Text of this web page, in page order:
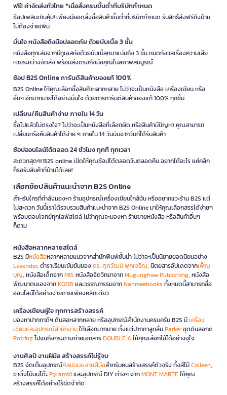
ฟรี! ค่าจัดส่งทั่วไทย *เมื่อสั่งครบขั้นต่ำที่บริษัทกำหนด
ช้อปเพลินเกินคุ้ม! เพียงมียอดสั่งซื้อสินค้าขั้นต่ำที่บริษัทกำหนด รับสิทธิ์ส่งฟรีถึงบ้าน
ไม่ต้องจ่ายเพิ่ม
มั่นใจ หนังสือถึงมือปลอดภัย ด้วยบับเบิ้ล 3 ชั้น
หนังสือทุกเล่มจากบีทูเอสห่อด้วยบับเบิ้ลหนาแน่นถึง 3 ชั้น หมดกังวลเรื่องความเสีย
หายระหว่างจัดส่ง พร้อมส่งตรงถึงมือคุณในสภาพสมบูรณ์
ช้อป B2S Online การันตีสินค้าของแท้ 100%
B2S Online ให้คุณเลือกซื้อสินค้าหลากหลาย ไม่ว่าจะเป็นหนังสือ เครื่องเขียน หรือ
อื่นๆ อีกมากมายได้อย่างมั่นใจ ด้วยการการันตีสินค้าของแท้ 100% ทุกชิ้น
เปลี่ยน/คืนสินค้าง่าย ภายใน 14 วัน
ซื้อไปแล้วไม่ตรงใจ? ไม่ว่าจะเป็นหนังสือที่เลือกผิด หรือสินค้ามีปัญหา คุณสามารถ
เปลี่ยนหรือคืนสินค้าได้ง่าย ๆ ภายใน 14 วันนับจากวันที่ได้รับสินค้า
ช้อปออนไลน์ได้ตลอด 24 ชั่วโมง ทุกที่ ทุกเวลา
สะดวกสุดๆ! B2S online เปิดให้คุณช้อปได้ตลอดวันตลอดคืน อยากได้อะไร แค่คลิก
ก็รอรับสินค้าที่บ้านได้เลย!
เลือกช้อปสินค้าแนะนำจาก B2S Online
สำหรับใครที่กำลังมองหา ร้านอุปกรณ์เครื่องเขียนใกล้ฉัน หรืออยากแวะร้าน B2S แต่
ไม่สะดวก วันนี้เราได้รวบรวมสินค้าแนะนำจาก B2S Online มาให้คุณเลือกสรรได้ง่ายๆ
พร้อมตอบโจทย์ทุกไลฟ์สไตล์ ไม่ว่าคุณจะมองหา ร้านขายหนังสือ หรือสินค้าอื่นๆ
ก็ตาม
หนังสือหลากหลายสไตล์
B2S มีหนังสือหลากหลายแนวจากสำนักพิมพ์ชั้นนำ ไม่ว่าจะเป็นนิยายยอดนิยมอย่าง
Lavender, ตำราเรียนเข้มข้นของดร. ศุภวัฒน์ พุกเจริญ, นิตยสารอัปเดตจากเพ็ญ
บุญ, หนังสือเด็กจากMIS หนังสือจิตวิทยาจากMugunghwa Publishing, หนังสือ
พัฒนาตนเองจากKOOB และวรรณกรรมจากNanmeebooks ทั้งหมดนี้สามารถซื้อ
ออนไลน์ได้อย่างง่ายดายเพียงคลิกเดียว
เครื่องเขียนคู่ใจ ทุกการสร้างสรรค์
มองหาปากกาดีๆ ดินสอหลากหลาย หรืออุปกรณ์สำนักงานครบครัน B2S มีเครื่อง
เขียนและอุปกรณ์สำนักงานให้เลือกมากมาย ตั้งแต่ปากกาลูกลื่นParkerชุดดินสอกด
Rotringไปจนถึงกระดาษถ่ายเอกสารDOUBLE Aให้คุณเลือกใช้ได้อย่างจุใจ
งานศิลป์ งานฝีมือ สร้างสรรค์ไม่รู้จบ
B2S จัดเต็มอุปกรณ์ศิลปะและงานฝีมือสำหรับคนสร้างสรรค์ตัวจริง ทั้งสีไม้Colleen,
ขาตั้งไม้บนโต๊ะPyramidและอุปกรณ์ DIY ต่างๆ จากMONT MARTEให้คุณ
สร้างสรรค์ได้อย่างไร้ขีดจำกัด